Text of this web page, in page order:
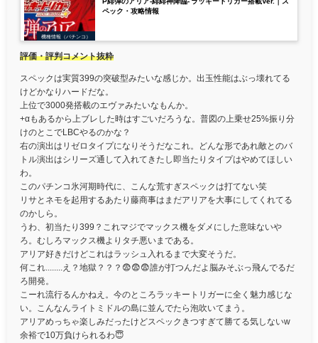
機種情報（パチンコ）
ペック・攻略情報
評価・評判コメント抜粋
スペックは実質399の突破型みたいな感じか。出玉性能はぶっ壊れてる
けどかなりハードだな。
上位で3000発搭載のエヴァみたいなもんか。
+αもあるから上ブレした時はすごいだろうな。普図の上乗せ25%振り分
けのとこでLBCやるのかな？
右の演出はリゼロタイプになりそうだなこれ。どんな形であれ敵とのバ
トル演出はシリーズ通して入れてきたし即当たりタイプはやめてほしい
わ。
このパチンコ氷河期時代に、こんな荒すぎスペックは打てない笑
リサとネモを起用するあたり藤商事はまだアリアを大事にしてくれてる
のかしら。
うわ、初当たり399？これマジでマックス機をダメにした意味ないや
ろ。むしろマックス機よりタチ悪いまである。
アリア好きだけどこれはラッシュ入れるまで大変そうだ。
何これ........え？地獄？？？😨😨😨誰が打つんだよ脳みそぶっ飛んでるだ
ろ開発。
こーれ流行るんかねえ。今のところラッキートリガーに全く魅力感じな
い。こんなんライトミドルの島に並んでたら泡吹いてまう。
アリアめっちゃ楽しみだったけどスペックきつすぎて勝てる気しないw
余裕で10万負けられるわ😇